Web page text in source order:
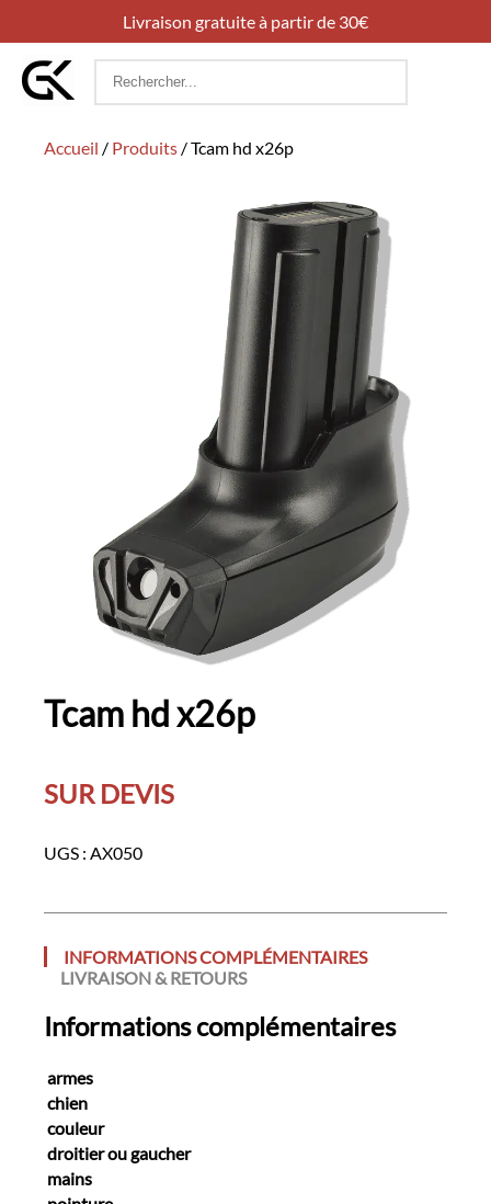
Livraison gratuite à partir de 30€
Rechercher
Accueil / Produits /Tcam hd x26p
Tcam hd x26p
SUR DEVIS
UGS : AX050
INFORMATIONS COMPLÉMENTAIRES
LIVRAISON & RETOURS
Informations complémentaires
armes
chien
couleur
droitier ou gaucher
mains